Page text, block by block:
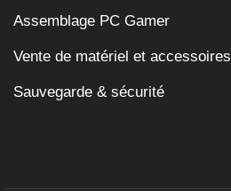
Assemblage PC Gamer
Vente de matériel et accessoires
Sauvegarde & sécurité